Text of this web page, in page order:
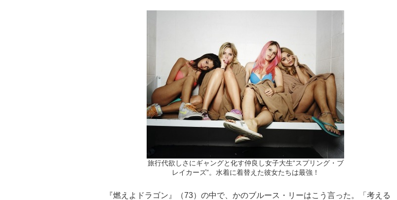
旅行代欲しさにギャングと化す仲良し女子大生“スプリング・ブ
レイカーズ”。水着に着替えた彼女たちは最強！
『燃えよドラゴン』（73）の中で、かのブルース・リーはこう言った。「考える